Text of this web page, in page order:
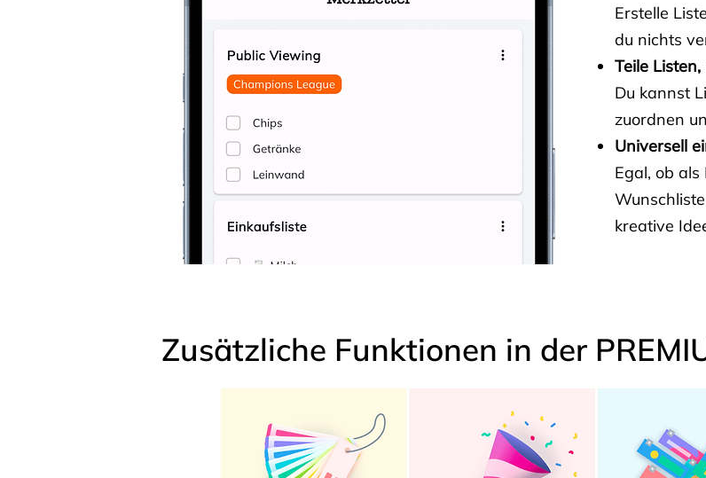
Erstelle
du nichts
Teile
Du kannst
zuordnen
Universell
Egal, ob
kreative
Zusätzliche Funktionen in der